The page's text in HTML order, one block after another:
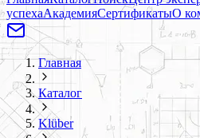
успехаАкадемияСертификатыО
Главная
Каталог
Klüber